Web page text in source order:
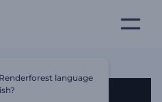
language